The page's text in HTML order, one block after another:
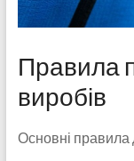
Правила
виробів
Основні правила